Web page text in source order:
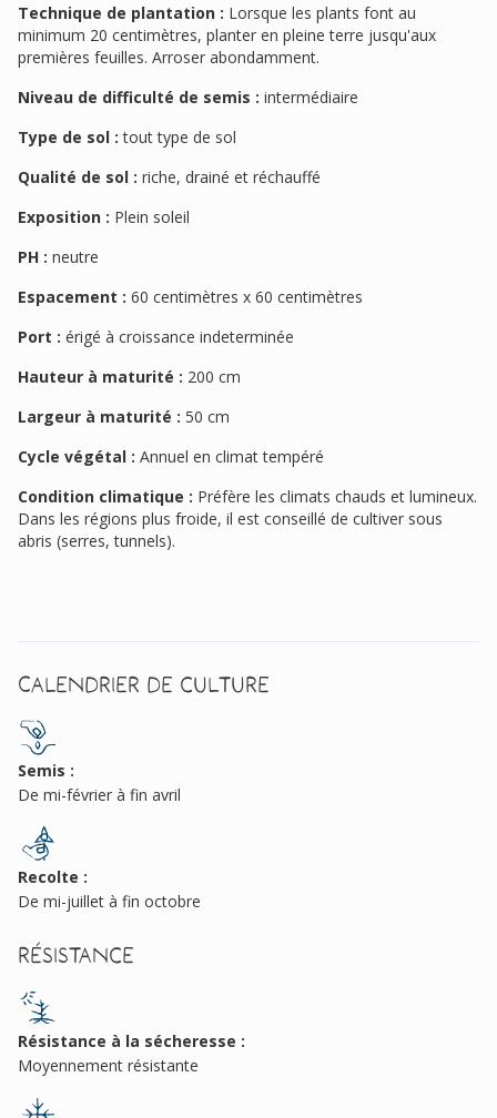
Technique de plantation : Lorsque les plants font au
minimum 20 centimètres, planter en pleine terre jusqu'aux
premières feuilles. Arroser abondamment.
Niveau de difficulté de semis : intermédiaire
Type de sol : tout type de sol
Qualité de sol : riche, drainé et réchauffé
Exposition : Plein soleil
PH : neutre
Espacement : 60 centimètres x 60 centimètres
Port : érigé à croissance indeterminée
Hauteur à maturité : 200 cm
Largeur à maturité : 50 cm
Cycle végétal : Annuel en climat tempéré
Condition climatique : Préfère les climats chauds et lumineux.
Dans les régions plus froide, il est conseillé de cultiver sous
abris (serres, tunnels).
Calendrier de culture
Semis :
De mi-février à fin avril
Recolte :
De mi-juillet à fin octobre
Résistance
Résistance à la sécheresse :
Moyennement résistante